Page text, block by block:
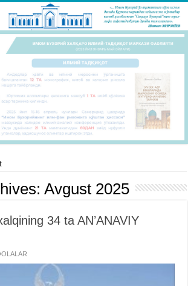
Avgust 2025
34 ta ANʼANAVIY